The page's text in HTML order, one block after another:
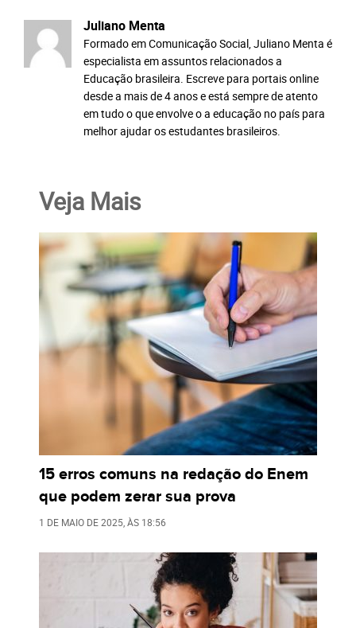
Juliano Menta
Formado em Comunicação Social, Juliano Menta é
especialista em assuntos relacionados a
Educação brasileira. Escreve para portais online
desde a mais de 4 anos e está sempre de atento
em tudo o que envolve o a educação no país para
melhor ajudar os estudantes brasileiros.
Veja Mais
15 erros comuns na redação do Enem
que podem zerar sua prova
1 DE MAIO DE 2025 , ÀS 18:56